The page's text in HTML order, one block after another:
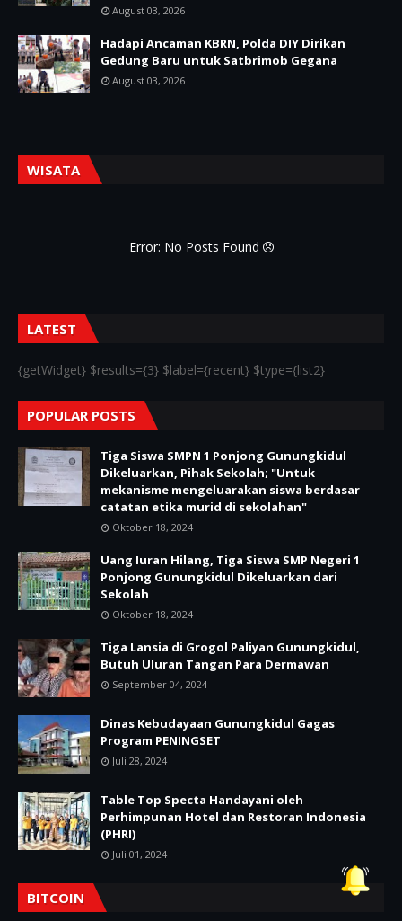
August 03, 2026
Hadapi Ancaman KBRN, Polda DIY Dirikan
Gedung Baru untuk Satbrimob Gegana
August 03, 2026
WISATA
Error: No Posts Found
LATEST
{getWidget} $results={3} $label={recent} $type={list2}
POPULAR POSTS
Tiga Siswa SMPN 1 Ponjong Gunungkidul
Dikeluarkan, Pihak Sekolah; "Untuk
mekanisme mengeluarakan siswa berdasar
catatan etika murid di sekolahan"
Oktober 18, 2024
Uang Iuran Hilang, Tiga Siswa SMP Negeri 1
Ponjong Gunungkidul Dikeluarkan dari
Sekolah
Oktober 18, 2024
Tiga Lansia di Grogol Paliyan Gunungkidul,
Butuh Uluran Tangan Para Dermawan
September 04, 2024
Dinas Kebudayaan Gunungkidul Gagas
Program PENINGSET
Juli 28, 2024
Table Top Specta Handayani oleh
Perhimpunan Hotel dan Restoran Indonesia
(PHRI)
Juli 01, 2024
BITCOIN